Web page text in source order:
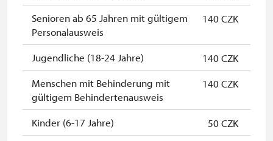
Senioren ab 65 Jahren mit gültigem
Personalausweis
140 CZK
Jugendliche (18-24 Jahre)
140 CZK
Menschen mit Behinderung mit
gültigem Behindertenausweis
140 CZK
Kinder (6-17 Jahre)
50 CZK